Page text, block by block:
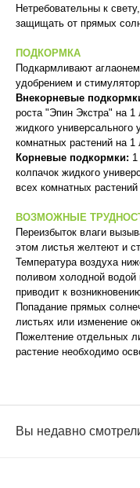
Нетребовательны к
защищать от прямых
ПОДКОРМКА
Подкармливают
удобрением и
Внекорневые
роста "Эпин Экстра" на
жидкого
комнатных растений на
Корневые подкормки:
колпачок жидкого
всех комнатных
ВОЗМОЖНЫЕ
Переизбыток влаги
этом листья желтеют и
Температура воздуха
поливом холодной
приводит к
Попадание прямых
листьях или изменение
Пожелтение отдельных
растение необходимо
СПОСОБЫ ОПЛАТЫ
Вы недавно